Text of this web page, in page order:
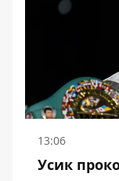
13:06
Усик